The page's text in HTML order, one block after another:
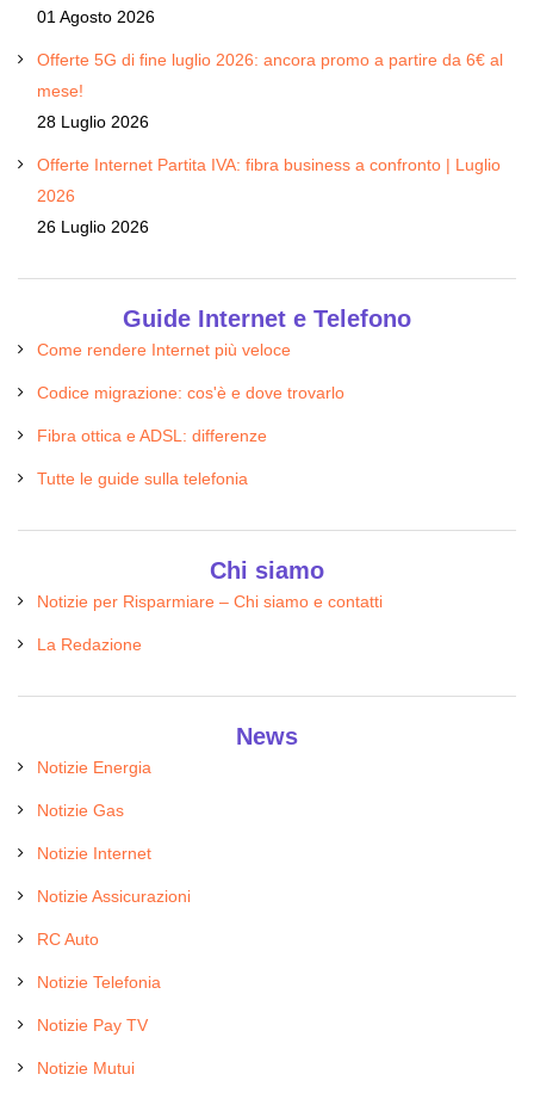
01 Agosto 2026
Offerte 5G di fine luglio 2026: ancora promo a partire da 6€ al
mese!
28 Luglio 2026
Offerte Internet Partita IVA: fibra business a confronto | Luglio
2026
26 Luglio 2026
Guide Internet e Telefono
Come rendere Internet più veloce
Codice migrazione: cos'è e dove trovarlo
Fibra ottica e ADSL: differenze
Tutte le guide sulla telefonia
Chi siamo
Notizie per Risparmiare – Chi siamo e contatti
La Redazione
News
Notizie Energia
Notizie Gas
Notizie Internet
Notizie Assicurazioni
RC Auto
Notizie Telefonia
Notizie Pay TV
Notizie Mutui